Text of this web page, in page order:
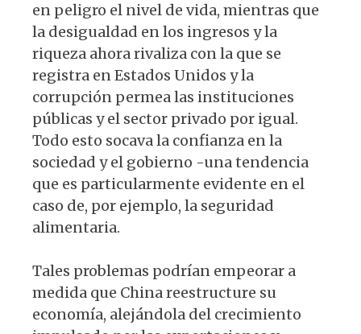
en peligro el nivel de vida, mientras que
la desigualdad en los ingresos y la
riqueza ahora rivaliza con la que se
registra en Estados Unidos y la
corrupción permea las instituciones
públicas y el sector privado por igual.
Todo esto socava la confianza en la
sociedad y el gobierno -una tendencia
que es particularmente evidente en el
caso de, por ejemplo, la seguridad
alimentaria.
Tales problemas podrían empeorar a
medida que China reestructure su
economía, alejándola del crecimiento